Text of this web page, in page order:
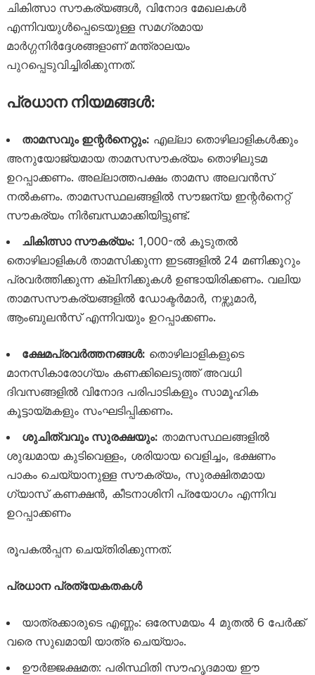
ചികിത്സാ സൗകര്യങ്ങൾ, വിനോദ മേഖലകൾ
എന്നിവയുൾപ്പെടെയുള്ള സമഗ്രമായ
മാർഗ്ഗനിർദ്ദേശങ്ങളാണ് മന്ത്രാലയം
പുറപ്പെടുവിച്ചിരിക്കുന്നത്.
പ്രധാന നിയമങ്ങൾ:
താമസവും ഇന്റർനെറ്റും: എല്ലാ തൊഴിലാളികൾക്കും
അനുയോജ്യമായ താമസസൗകര്യം തൊഴിലുടമ
ഉറപ്പാക്കണം. അല്ലാത്തപക്ഷം താമസ അലവൻസ്
നൽകണം. താമസസ്ഥലങ്ങളിൽ സൗജന്യ ഇന്റർനെറ്റ്
സൗകര്യം നിർബന്ധമാക്കിയിട്ടുണ്ട്.
ചികിത്സാ സൗകര്യം: 1,000-ൽ കൂടുതൽ
തൊഴിലാളികൾ താമസിക്കുന്ന ഇടങ്ങളിൽ 24 മണിക്കൂറും
പ്രവർത്തിക്കുന്ന ക്ലിനിക്കുകൾ ഉണ്ടായിരിക്കണം. വലിയ
താമസസൗകര്യങ്ങളിൽ ഡോക്ടർമാർ, നഴ്സുമാർ,
ആംബുലൻസ് എന്നിവയും ഉറപ്പാക്കണം.
ക്ഷേമപ്രവർത്തനങ്ങൾ: തൊഴിലാളികളുടെ
മാനസികാരോഗ്യം കണക്കിലെടുത്ത് അവധി
ദിവസങ്ങളിൽ വിനോദ പരിപാടികളും സാമൂഹിക
കൂട്ടായ്മകളും സംഘടിപ്പിക്കണം.
ശുചിത്വവും സുരക്ഷയും: താമസസ്ഥലങ്ങളിൽ
ശുദ്ധമായ കുടിവെള്ളം, ശരിയായ വെളിച്ചം, ഭക്ഷണം
പാകം ചെയ്യാനുള്ള സൗകര്യം, സുരക്ഷിതമായ
ഗ്യാസ് കണക്ഷൻ, കീടനാശിനി പ്രയോഗം എന്നിവ
ഉറപ്പാക്കണം
രൂപകൽപ്പന ചെയ്തിരിക്കുന്നത്.
പ്രധാന പ്രത്യേകതകൾ
യാത്രക്കാരുടെ എണ്ണം: ഒരേസമയം 4 മുതൽ 6 പേർക്ക്
വരെ സുഖമായി യാത്ര ചെയ്യാം.
ഊർജ്ജക്ഷമത: പരിസ്ഥിതി സൗഹൃദമായ ഈ